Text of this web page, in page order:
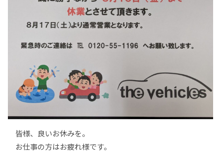
皆様、良いお休みを。
お仕事の方はお疲れ様です。